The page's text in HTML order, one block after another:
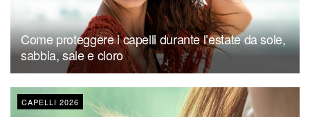
Come proteggere i capelli durante l’estate da sole,
sabbia, sale e cloro
CAPELLI 2026